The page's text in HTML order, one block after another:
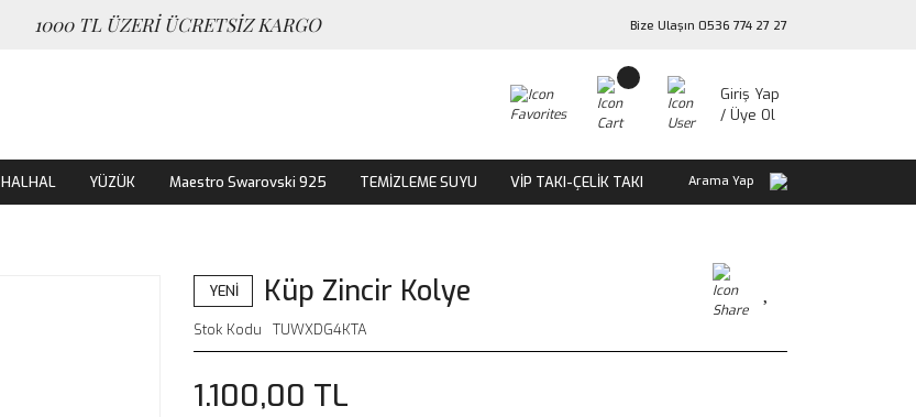
1000 TL ÜZERİ ÜCRETSİZ KARGO Bize Ulaşın 0536 774 27 27
Giriş Yap
/ Üye Ol
HALHAL YÜZÜK Maestro Swarovski 925 TEMİZLEME SUYU VİP TAKI-ÇELİK TAKI Arama Yap
YENİ Küp Zincir Kolye
Stok Kodu TUWXDG4KTA
1.100,00 TL